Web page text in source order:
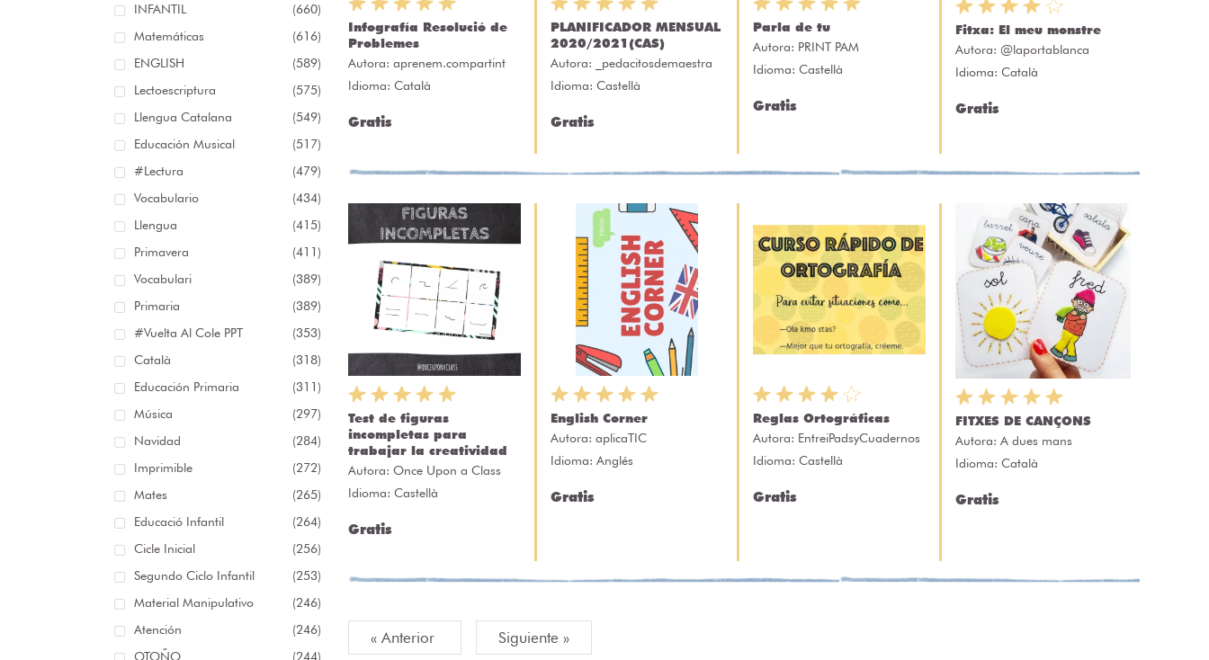
INFANTIL
(660)
Matemáticas
(616)
ENGLISH
(589)
Lectoescriptura
(575)
Llengua Catalana
(549)
Educación Musical
(517)
#lectura
(479)
Vocabulario
(434)
Llengua
(415)
Primavera
(411)
Vocabulari
(389)
Primaria
(389)
#Vuelta Al Cole PPT
(353)
Català
(318)
Educación Primaria
(311)
Música
(297)
Navidad
(284)
Imprimible
(272)
Mates
(265)
Educació Infantil
(264)
Cicle Inicial
(256)
Segundo Ciclo Infantil
(253)
Material Manipulativo
(246)
Atención
(246)
OTOÑO
(244)
Infografía Resolució de
Problemes
Autora: aprenem.compartint
Idioma: Català
Gratis
PLANIFICADOR MENSUAL
2020/2021(CAS)
Autora:
_pedacitosdemaestra
Idioma: Castellà
Gratis
Parla de tu
Autora: PRINT PAM
Idioma: Castellà
Gratis
Fitxa: El meu monstre
Autora: @laportablanca
Idioma: Català
Gratis
Test de figuras
incompletas para
trabajar la creatividad
Autora: Once Upon a Class
Idioma: Castellà
Gratis
English Corner
Autora: aplicaTIC
Idioma: Anglés
Gratis
Reglas Ortográficas
Autora: EntreiPadsyCuadernos
Idioma: Castellà
Gratis
FITXES DE CANÇONS
Autora: A dues mans
Idioma: Català
Gratis
« Anterior Siguiente »